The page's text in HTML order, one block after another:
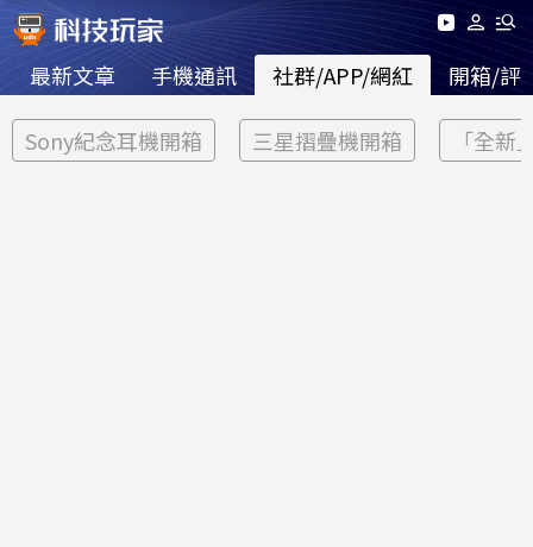
最新文章 手機通訊 社群/APP/網紅 開箱/評
Sony紀念耳機開箱 三星摺疊機開箱 「全新